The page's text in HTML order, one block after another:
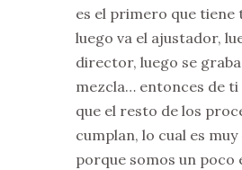
es el primero que tiene
luego va el ajustador,
director, luego se
mezcla… entonces de ti
que el resto de los
cumplan, lo cual es
porque somos un poco